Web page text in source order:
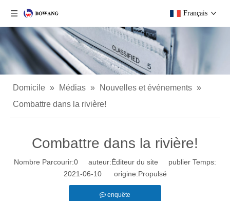
Français
Domicile » Médias » Nouvelles et événements »
Combattre dans la rivière!
Combattre dans la rivière!
Nombre Parcourir:0 auteur:Éditeur du site publier Temps:
2021-06-10 origine:Propulsé
enquête